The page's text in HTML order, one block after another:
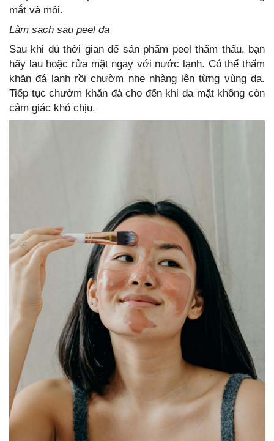
mắt và môi.
Làm sạch sau peel da
Sau khi đủ thời gian để sản phẩm peel thẩm thấu, bạn
hãy lau hoặc rửa mặt ngay với nước lạnh. Có thể thấm
khăn đá lạnh rồi chườm nhẹ nhàng lên từng vùng da.
Tiếp tục chườm khăn đá cho đến khi da mặt không còn
cảm giác khó chịu.